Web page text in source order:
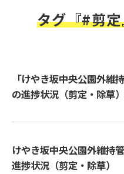
タグ『#剪
「けやき坂中央公園外維
の進捗状況（剪定・除草
けやき坂中央公園外維持
進捗状況（剪定・除草）